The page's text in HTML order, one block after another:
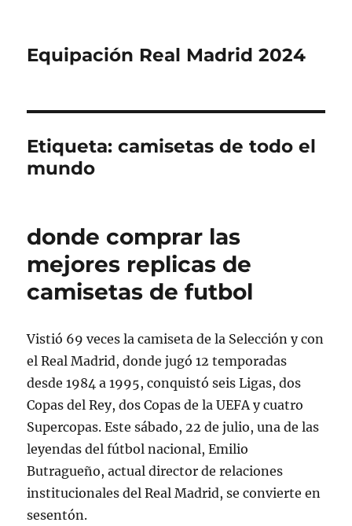
Equipación Real Madrid 2024
Etiqueta:camisetas de todo el
mundo
donde comprar las
mejores replicas de
camisetas de futbol
Vistió 69 veces la camiseta de la Selección y con
el Real Madrid, donde jugó 12 temporadas
desde 1984 a 1995, conquistó seis Ligas, dos
Copas del Rey, dos Copas de la UEFA y cuatro
Supercopas. Este sábado, 22 de julio, una de las
leyendas del fútbol nacional, Emilio
Butragueño, actual director de relaciones
institucionales del Real Madrid, se convierte en
sesentón.